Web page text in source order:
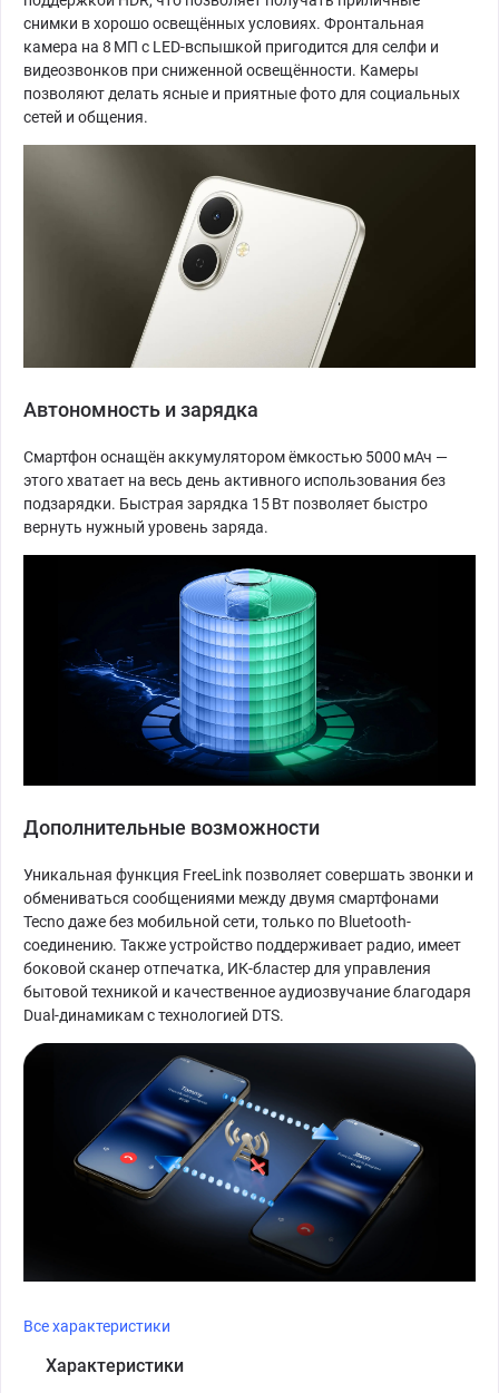
снимки в хорошо освещённых условиях. Фронтальная
камера на 8 МП с LED-вспышкой пригодится для селфи и
видеозвонков при сниженной освещённости. Камеры
позволяют делать ясные и приятные фото для социальных
сетей и общения.
Автономность и зарядка
Смартфон оснащён аккумулятором ёмкостью 5000 мАч —
этого хватает на весь день активного использования без
подзарядки. Быстрая зарядка 15 Вт позволяет быстро
вернуть нужный уровень заряда.
Дополнительные возможности
Уникальная функция FreeLink позволяет совершать звонки и
обмениваться сообщениями между двумя смартфонами
Tecno даже без мобильной сети, только по Bluetooth-
соединению. Также устройство поддерживает радио, имеет
боковой сканер отпечатка, ИК-бластер для управления
бытовой техникой и качественное аудиозвучание благодаря
Dual-динамикам с технологией DTS.
Все характеристики
Характеристики